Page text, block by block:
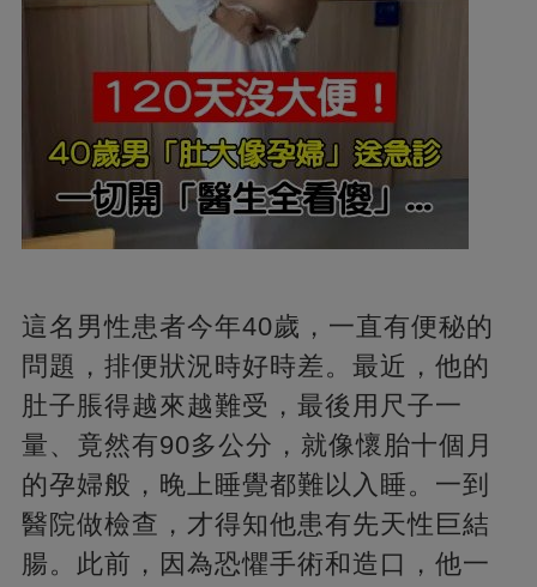
這名男性患者今年40歲，一直有便秘的
問題，排便狀況時好時差。最近，他的
肚子脹得越來越難受，最後用尺子一
量、竟然有90多公分，就像懷胎十個月
的孕婦般，晚上睡覺都難以入睡。一到
醫院做檢查，才得知他患有先天性巨結
腸。此前，因為恐懼手術和造口，他一